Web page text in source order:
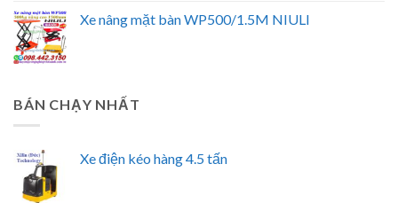
Xe nâng mặt bàn WP500/1.5M NIULI
BÁN CHẠY NHẤT
Xe điện kéo hàng 4.5 tấn